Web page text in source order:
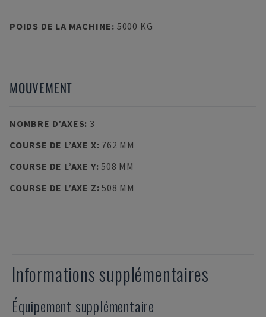
POIDS DE LA MACHINE: 5000 KG
MOUVEMENT
NOMBRE D’AXES: 3
COURSE DE L’AXE X: 762 MM
COURSE DE L’AXE Y:508 MM
COURSE DE L’AXE Z:508 MM
Informations supplémentaires
Équipement supplémentaire